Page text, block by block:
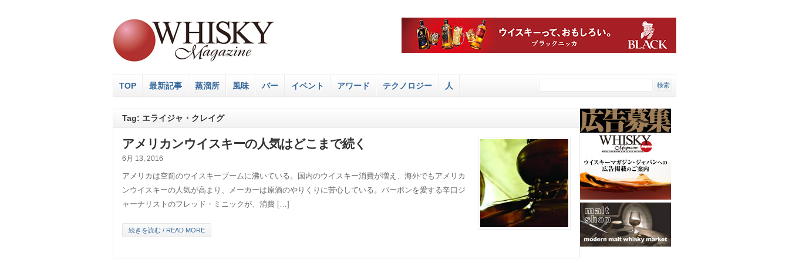
TOP 最新記事 蒸溜所 風味 バー イベント アワード テクノロジー 人
Tag: エライジャ・クレイグ
アメリカンウイスキーの人気はどこまで続く
6月 13, 2016
アメリカは空前のウイスキーブームに沸いている。国内のウイスキー消費が増え、海外でもアメリカ
ンウイスキーの人気が高まり、メーカーは原酒のやりくりに苦心している。バーボンを愛する辛口ジ
ャーナリストのフレッド・ミニックが、消費 […]
続きを読む / READ MORE